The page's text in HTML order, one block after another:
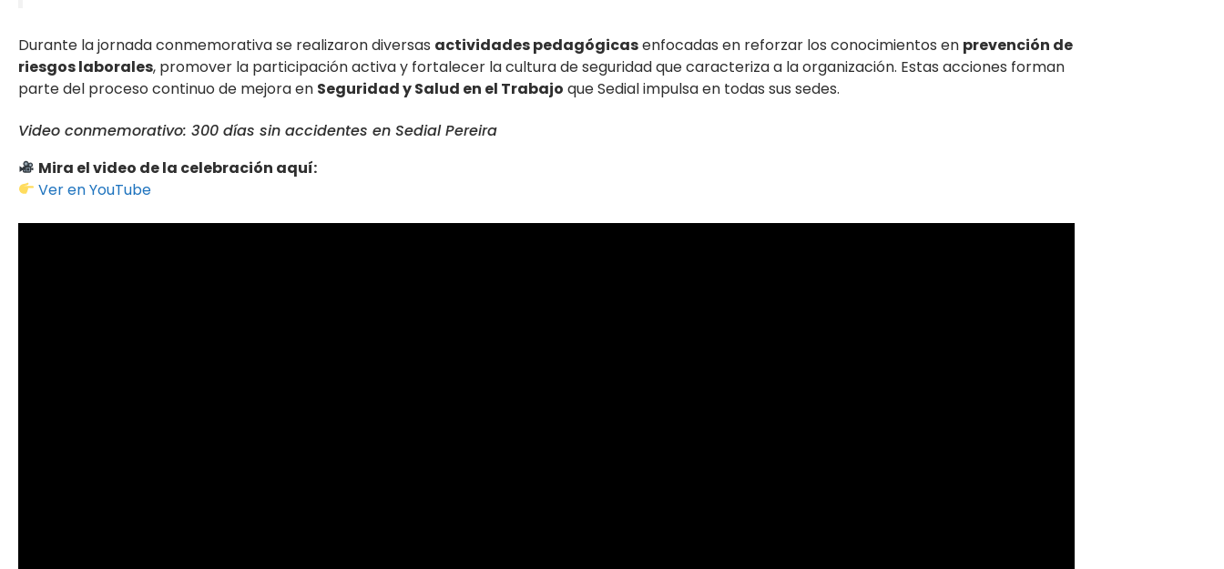
Durante la jornada conmemorativa se realizaron diversas actividades pedagógicasenfocadas en reforzar los conocimientos en prevención de
riesgos laborales, promover la participación activa y fortalecer la cultura de seguridad que caracteriza a la organización. Estas acciones forman
parte del proceso continuo de mejora en Seguridad y Salud en el Trabajo que Sedial impulsa en todas sus sedes.
Video conmemorativo: 300 días sin accidentes en Sedial Pereira
Mira el video de la celebración aquí:
Ver en YouTube